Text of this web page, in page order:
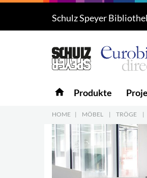
Produkte
Schulz Speyer
home Produkte
HOME | MÖBEL | TRÖGE |